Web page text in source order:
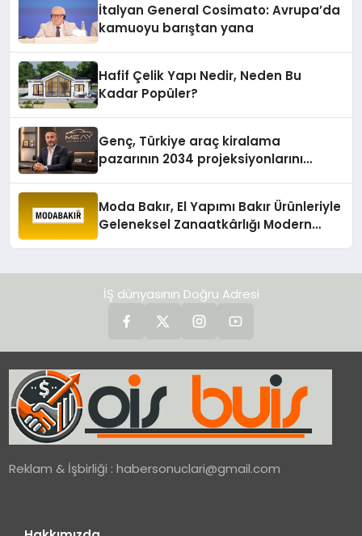
İtalyan General Cosimato: Avrupa’da
kamuoyu barıştan yana
Hafif Çelik Yapı Nedir, Neden Bu
Kadar Popüler?
Genç, Türkiye araç kiralama
pazarının 2034 projeksiyonlarını
Moda Bakır, El Yapımı Bakır Ürünleriyle
Geleneksel Zanaatkârlığı Modern
İŞ dünyasının Doğru Adresi
Reklam & İşbirliği :habersonuclari@gmail.com